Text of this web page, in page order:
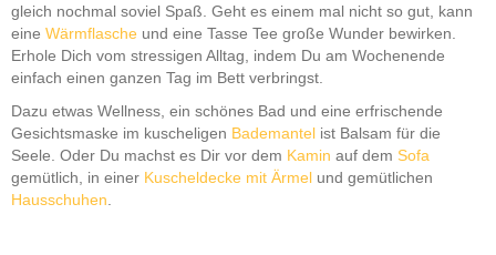
gleich nochmal soviel Spaß. Geht es einem mal nicht so gut, kann
eine Wärmflasche und eine Tasse Tee große Wunder bewirken.
Erhole Dich vom stressigen Alltag, indem Du am Wochenende
einfach einen ganzen Tag im Bett verbringst.
Dazu etwas Wellness, ein schönes Bad und eine erfrischende
Gesichtsmaske im kuscheligen Bademantel ist Balsam für die
Seele. Oder Du machst es Dir vor dem Kamin auf dem Sofa
gemütlich, in einer Kuscheldecke mit Ärmel und gemütlichen
Hausschuhen